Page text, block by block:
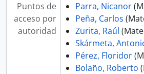
Puntos de
acceso por
autoridad
Parra, Nicanor
Peña, Carlos
Zurita, Raúl
Skármeta,
Pérez, Floridor
Bolaño, Roberto